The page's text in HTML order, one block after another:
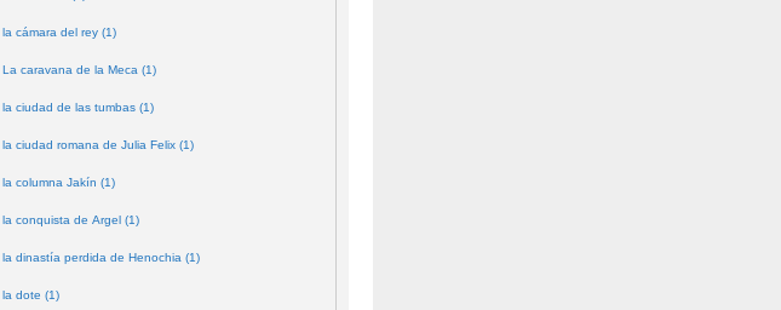
la cámara del rey (1)
La caravana de la Meca (1)
la ciudad de las tumbas (1)
la ciudad romana de Julia Felix (1)
la columna Jakín (1)
la conquista de Argel (1)
la dinastía perdida de Henochia (1)
la dote (1)